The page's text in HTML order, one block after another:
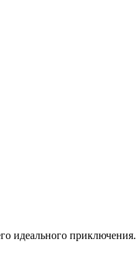
идеального приключения.